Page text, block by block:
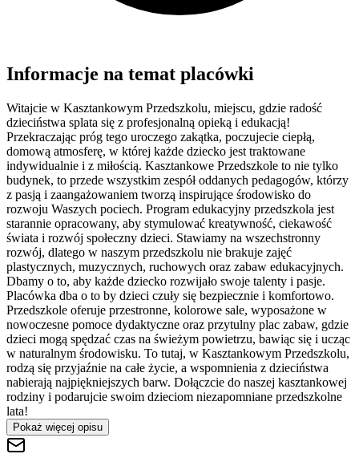
Informacje na temat placówki
Witajcie w Kasztankowym Przedszkolu, miejscu, gdzie radość
dzieciństwa splata się z profesjonalną opieką i edukacją!
Przekraczając próg tego uroczego zakątka, poczujecie ciepłą,
domową atmosferę, w której każde dziecko jest traktowane
indywidualnie i z miłością. Kasztankowe Przedszkole to nie tylko
budynek, to przede wszystkim zespół oddanych pedagogów, którzy
z pasją i zaangażowaniem tworzą inspirujące środowisko do
rozwoju Waszych pociech. Program edukacyjny przedszkola jest
starannie opracowany, aby stymulować kreatywność, ciekawość
świata i rozwój społeczny dzieci. Stawiamy na wszechstronny
rozwój, dlatego w naszym przedszkolu nie brakuje zajęć
plastycznych, muzycznych, ruchowych oraz zabaw edukacyjnych.
Dbamy o to, aby każde dziecko rozwijało swoje talenty i pasje.
Placówka dba o to by dzieci czuły się bezpiecznie i komfortowo.
Przedszkole oferuje przestronne, kolorowe sale, wyposażone w
nowoczesne pomoce dydaktyczne oraz przytulny plac zabaw, gdzie
dzieci mogą spędzać czas na świeżym powietrzu, bawiąc się i ucząc
w naturalnym środowisku. To tutaj, w Kasztankowym Przedszkolu,
rodzą się przyjaźnie na całe życie, a wspomnienia z dzieciństwa
nabierają najpiękniejszych barw. Dołączcie do naszej kasztankowej
rodziny i podarujcie swoim dzieciom niezapomniane przedszkolne
lata!
Pokaż więcej opisu